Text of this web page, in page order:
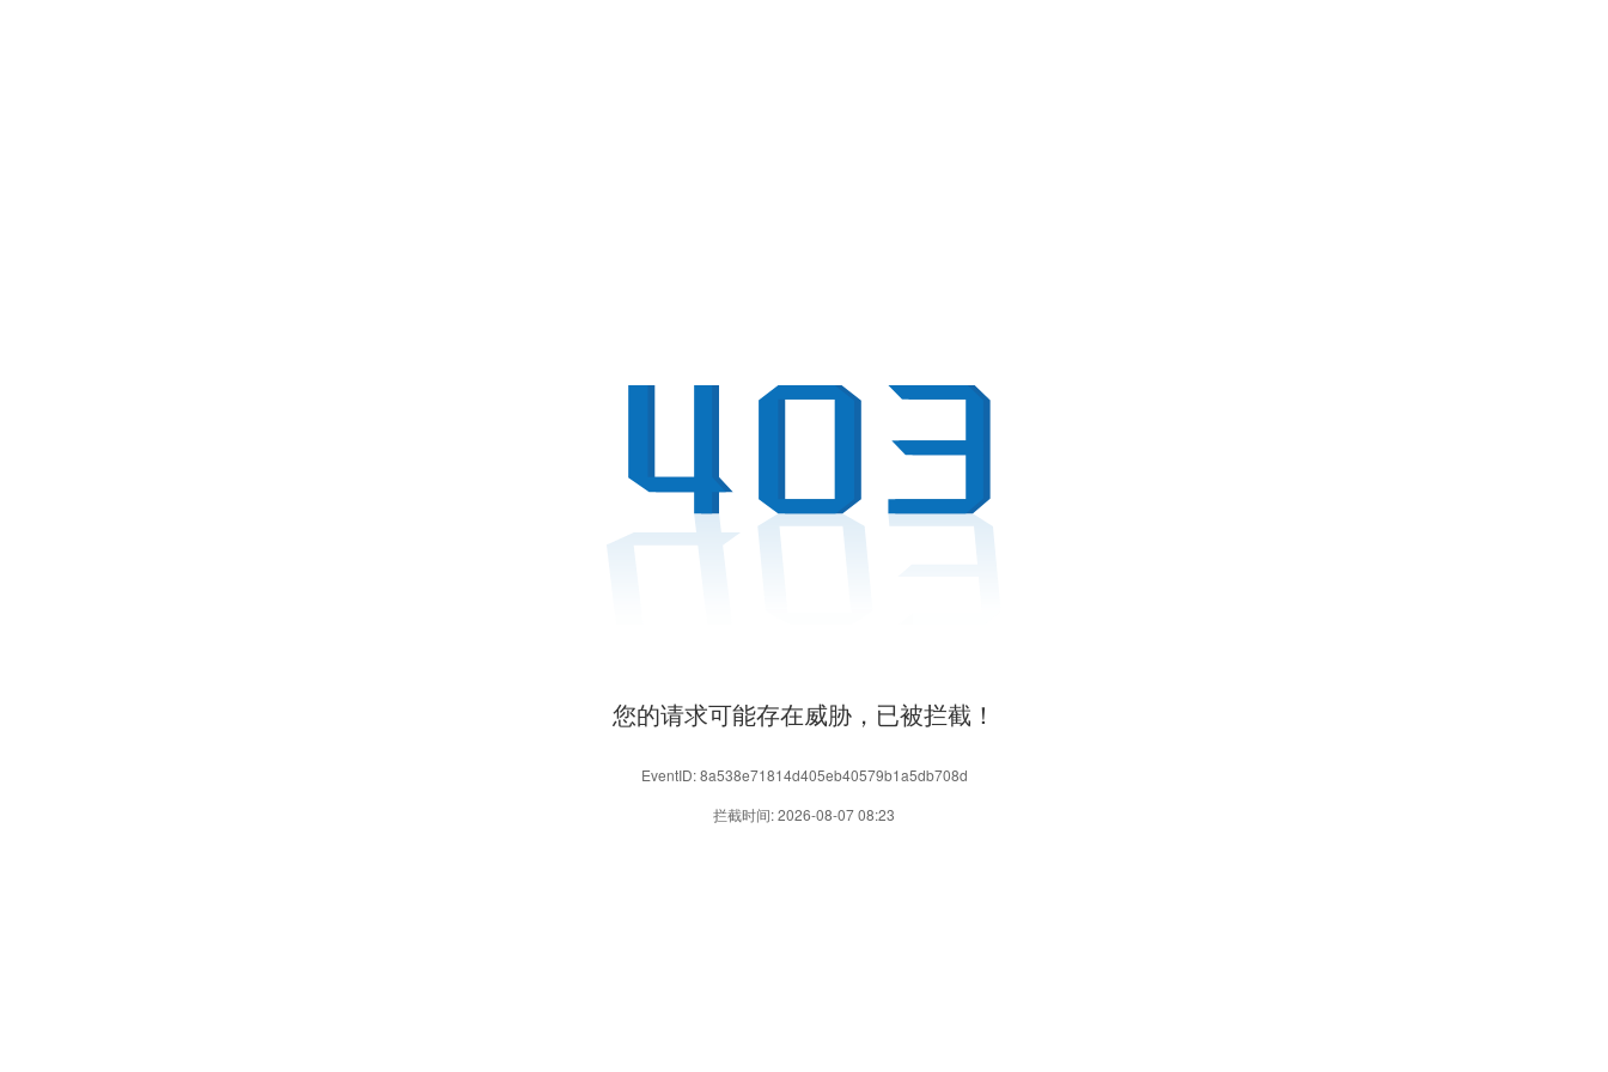
您的请求可能存在威胁，已被拦截！
EventID: 8a538e71814d405eb40579b1a5db708d
拦截时间: 2026-08-07 08:23